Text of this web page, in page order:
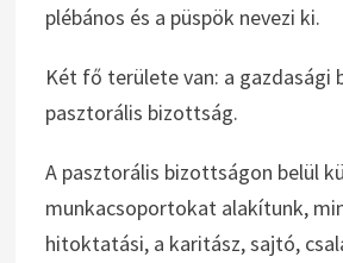
plébános és a püspök nevezi ki.
Két fő területe van: a gazdasági
pasztorális bizottság.
A pasztorális bizottságon belül
munkacsoportokat alakítunk,
hitoktatási, a karitász, sajtó,